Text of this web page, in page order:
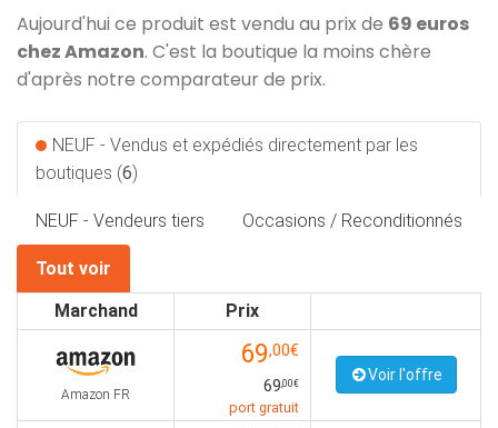
Aujourd'hui ce produit est vendu au prix de 69 euros
chez Amazon. C'est la boutique la moins chère
d'après notre comparateur de prix.
NEUF - Vendus et expédiés directement par les
boutiques (6)
NEUF - Vendeurs tiers Occasions / Reconditionnés
Tout voir
Marchand
Prix
Amazon FR
69,00€
69,00€
port gratuit
Voir l'offre